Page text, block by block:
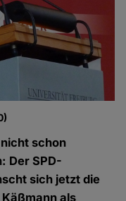
schon
Der SPD-
sich jetzt die
als